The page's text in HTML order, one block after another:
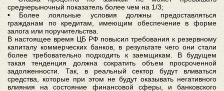
среднерыночный показатель более чем на 1/3;
• Более лояльные условия должны предоставляться
гражданам по кредитам, имеющим обеспечение в форме
залога или поручительства.
В настоящее время ЦБ РФ повысил требования к резервному
капиталу коммерческих банков, в результате чего они стали
более требовательно подходить к заемщикам. В будущем
такая тенденция должна сократить объем просроченной
задолженности. Так, в реальный сектор будут вливаться
средства, которые при этом не будут оказывать негативного
влияния на состояние финансовой сферы, и банковского